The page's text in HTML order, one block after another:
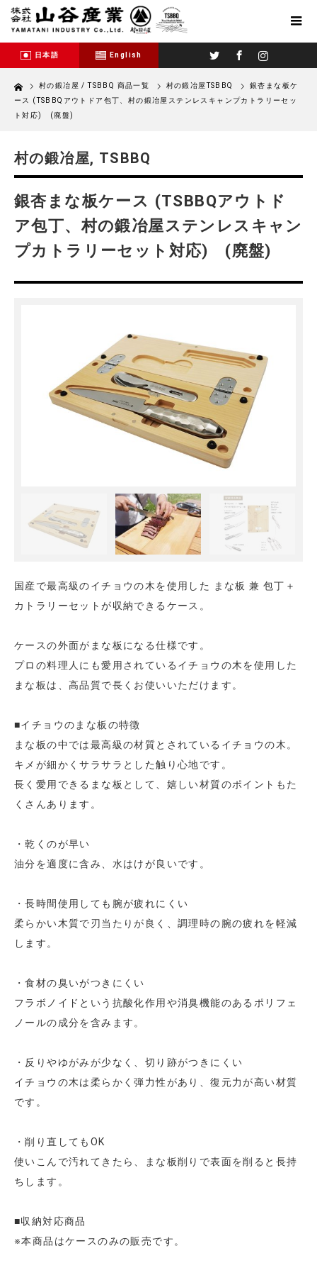
日本語 English
Home 村の鍛冶屋 / TSBBQ 商品一覧 村の鍛冶屋TSBBQ
銀杏まな板ケ
ース (TSBBQアウトドア包丁、村の鍛冶屋ステンレスキャンプカトラリーセッ
ト対応) (廃盤)
村の鍛冶屋, TSBBQ
銀杏まな板ケース (TSBBQアウトド
ア包丁、村の鍛冶屋ステンレスキャン
プカトラリーセット対応) (廃盤)
国産で最高級のイチョウの木を使用した まな板 兼 包丁＋
カトラリーセットが収納できるケース。
ケースの外面がまな板になる仕様です。
プロの料理人にも愛用されているイチョウの木を使用した
まな板は、高品質で長くお使いいただけます。
■イチョウのまな板の特徴
まな板の中では最高級の材質とされているイチョウの木。
キメが細かくサラサラとした触り心地です。
長く愛用できるまな板として、嬉しい材質のポイントもた
くさんあります。
・乾くのが早い
油分を適度に含み、水はけが良いです。
・長時間使用しても腕が疲れにくい
柔らかい木質で刃当たりが良く、調理時の腕の疲れを軽減
します。
・食材の臭いがつきにくい
フラボノイドという抗酸化作用や消臭機能のあるポリフェ
ノールの成分を含みます。
・反りやゆがみが少なく、切り跡がつきにくい
イチョウの木は柔らかく弾力性があり、復元力が高い材質
です。
・削り直してもOK
使いこんで汚れてきたら、まな板削りで表面を削ると長持
ちします。
■収納対応商品
※本商品はケースのみの販売です。